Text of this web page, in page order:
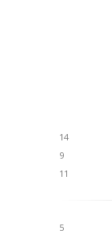
14
9
11
5